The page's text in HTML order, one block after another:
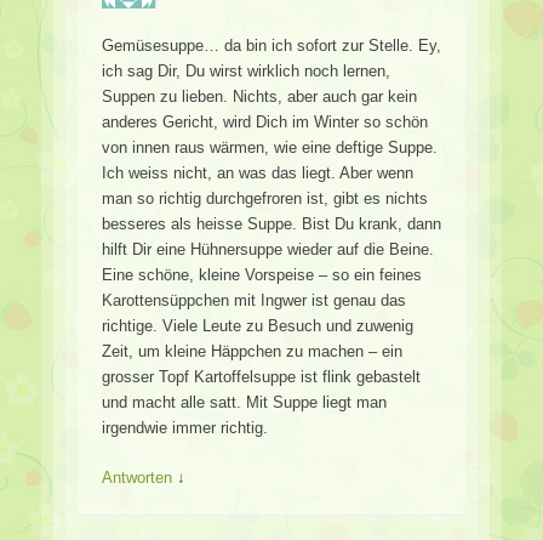
Gemüsesuppe… da bin ich sofort zur Stelle. Ey,
ich sag Dir, Du wirst wirklich noch lernen,
Suppen zu lieben. Nichts, aber auch gar kein
anderes Gericht, wird Dich im Winter so schön
von innen raus wärmen, wie eine deftige Suppe.
Ich weiss nicht, an was das liegt. Aber wenn
man so richtig durchgefroren ist, gibt es nichts
besseres als heisse Suppe. Bist Du krank, dann
hilft Dir eine Hühnersuppe wieder auf die Beine.
Eine schöne, kleine Vorspeise – so ein feines
Karottensüppchen mit Ingwer ist genau das
richtige. Viele Leute zu Besuch und zuwenig
Zeit, um kleine Häppchen zu machen – ein
grosser Topf Kartoffelsuppe ist flink gebastelt
und macht alle satt. Mit Suppe liegt man
irgendwie immer richtig.
Antworten ↓